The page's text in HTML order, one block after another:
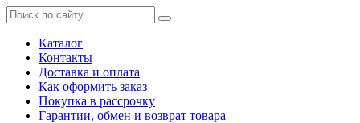
Каталог
Контакты
Доставка и оплата
Как оформить заказ
Покупка в рассрочку
Гарантии, обмен и возврат товара